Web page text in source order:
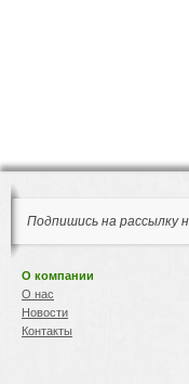
Подпишись на
О компании
О нас
Новости
Контакты